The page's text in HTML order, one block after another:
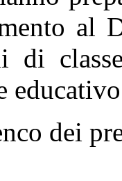
al
di
dei